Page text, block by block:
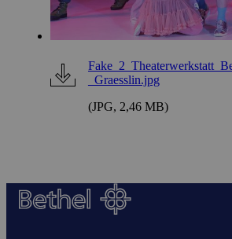
_Graesslin.jpg
(JPG, 2,46 MB)